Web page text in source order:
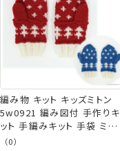
編み物 キット キッズミトン
5w0921 編み図付 手作りキ
ット 手編みキット 手袋 ミトン
子供 こども ベビー 手編み
（0）